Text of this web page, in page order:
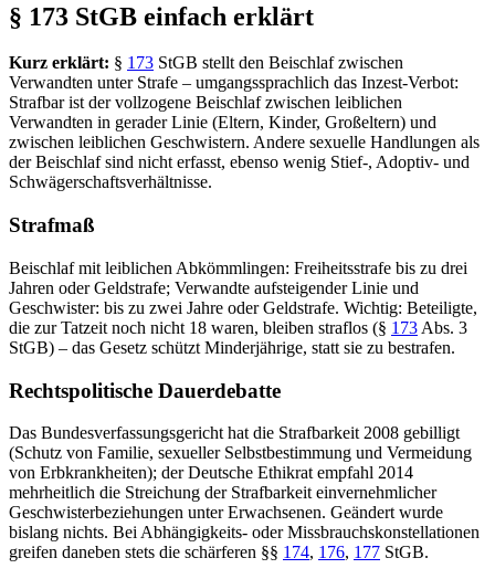
§ 173 StGB einfach erklärt
Kurz erklärt: § 173 StGB stellt den Beischlaf zwischen
Verwandten unter Strafe – umgangssprachlich das Inzest-Verbot:
Strafbar ist der vollzogene Beischlaf zwischen leiblichen
Verwandten in gerader Linie (Eltern, Kinder, Großeltern) und
zwischen leiblichen Geschwistern. Andere sexuelle Handlungen als
der Beischlaf sind nicht erfasst, ebenso wenig Stief-, Adoptiv- und
Schwägerschaftsverhältnisse.
Strafmaß
Beischlaf mit leiblichen Abkömmlingen: Freiheitsstrafe bis zu drei
Jahren oder Geldstrafe; Verwandte aufsteigender Linie und
Geschwister: bis zu zwei Jahre oder Geldstrafe. Wichtig: Beteiligte,
die zur Tatzeit noch nicht 18 waren, bleiben straflos (§ 173 Abs. 3
StGB) – das Gesetz schützt Minderjährige, statt sie zu bestrafen.
Rechtspolitische Dauerdebatte
Das Bundesverfassungsgericht hat die Strafbarkeit 2008 gebilligt
(Schutz von Familie, sexueller Selbstbestimmung und Vermeidung
von Erbkrankheiten); der Deutsche Ethikrat empfahl 2014
mehrheitlich die Streichung der Strafbarkeit einvernehmlicher
Geschwisterbeziehungen unter Erwachsenen. Geändert wurde
bislang nichts. Bei Abhängigkeits- oder Missbrauchskonstellationen
greifen daneben stets die schärferen §§ 174, 176, 177 StGB.